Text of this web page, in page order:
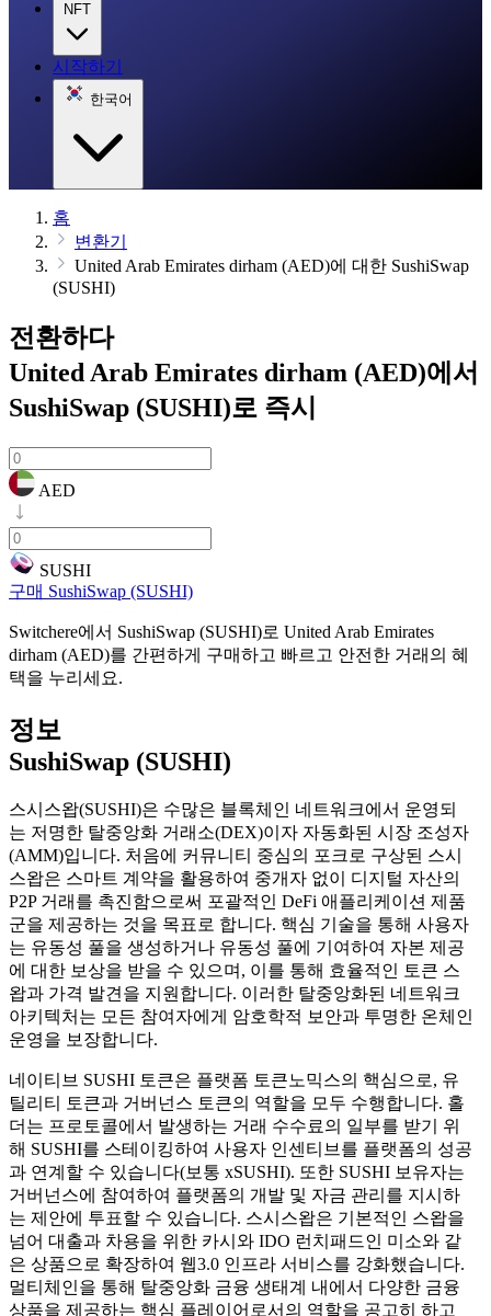
NFT
시작하기
한국어
홈
변환기
United Arab Emirates dirham (AED)에 대한 SushiSwap
(SUSHI)
전환하다
United Arab Emirates dirham (AED)에서
SushiSwap (SUSHI)로 즉시
AED
SUSHI
구매 SushiSwap (SUSHI)
Switchere에서 SushiSwap (SUSHI)로 United Arab Emirates
dirham (AED)를 간편하게 구매하고 빠르고 안전한 거래의 혜
택을 누리세요.
정보
SushiSwap (SUSHI)
스시스왑(SUSHI)은 수많은 블록체인 네트워크에서 운영되
는 저명한 탈중앙화 거래소(DEX)이자 자동화된 시장 조성자
(AMM)입니다. 처음에 커뮤니티 중심의 포크로 구상된 스시
스왑은 스마트 계약을 활용하여 중개자 없이 디지털 자산의
P2P 거래를 촉진함으로써 포괄적인 DeFi 애플리케이션 제품
군을 제공하는 것을 목표로 합니다. 핵심 기술을 통해 사용자
는 유동성 풀을 생성하거나 유동성 풀에 기여하여 자본 제공
에 대한 보상을 받을 수 있으며, 이를 통해 효율적인 토큰 스
왑과 가격 발견을 지원합니다. 이러한 탈중앙화된 네트워크
아키텍처는 모든 참여자에게 암호학적 보안과 투명한 온체인
운영을 보장합니다.
네이티브 SUSHI 토큰은 플랫폼 토큰노믹스의 핵심으로, 유
틸리티 토큰과 거버넌스 토큰의 역할을 모두 수행합니다. 홀
더는 프로토콜에서 발생하는 거래 수수료의 일부를 받기 위
해 SUSHI를 스테이킹하여 사용자 인센티브를 플랫폼의 성공
과 연계할 수 있습니다(보통 xSUSHI). 또한 SUSHI 보유자는
거버넌스에 참여하여 플랫폼의 개발 및 자금 관리를 지시하
는 제안에 투표할 수 있습니다. 스시스왑은 기본적인 스왑을
넘어 대출과 차용을 위한 카시와 IDO 런치패드인 미소와 같
은 상품으로 확장하여 웹3.0 인프라 서비스를 강화했습니다.
멀티체인을 통해 탈중앙화 금융 생태계 내에서 다양한 금융
상품을 제공하는 핵심 플레이어로서의 역할을 공고히 하고